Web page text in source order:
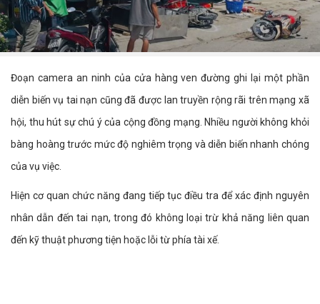
Đoạn camera an ninh của cửa hàng ven đường ghi lại một phần
diễn biến vụ tai nạn cũng đã được lan truyền rộng rãi trên mạng xã
hội, thu hút sự chú ý của cộng đồng mạng. Nhiều người không khỏi
bàng hoàng trước mức độ nghiêm trọng và diễn biến nhanh chóng
của vụ việc.
Hiện cơ quan chức năng đang tiếp tục điều tra để xác định nguyên
nhân dẫn đến tai nạn, trong đó không loại trừ khả năng liên quan
đến kỹ thuật phương tiện hoặc lỗi từ phía tài xế.